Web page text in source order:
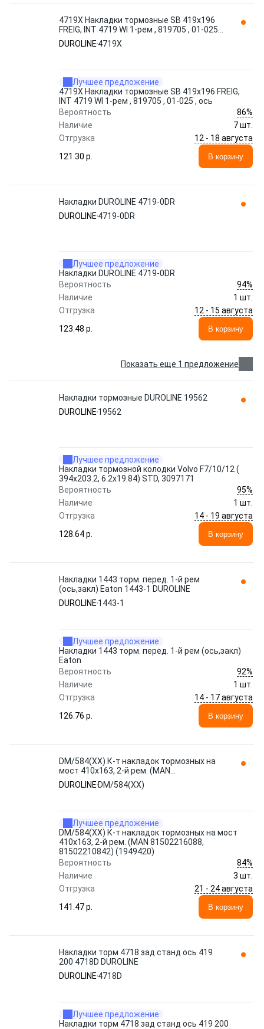
4719Х Накладки тормозные SB 419x196
FREIG, INT 4719 WI 1-рем , 819705 , 01-025 ,
ось DUROLINE
DUROLINE 4719Х
Лучшее предложение
4719Х Накладки тормозные SB 419x196 FREIG,
INT 4719 WI 1-рем , 819705 , 01-025 , ось
Вероятность
86%
Наличие
7 шт.
Отгрузка
12 - 18 августа
121.30 p.
В корзину
Накладки DUROLINE 4719-0DR
DUROLINE 4719-0DR
Лучшее предложение
Накладки DUROLINE 4719-0DR
Вероятность
94%
Наличие
1 шт.
Отгрузка
12 - 15 августа
123.48 p.
В корзину
Показать еще 1 предложение
Накладки тормозные DUROLINE 19562
DUROLINE 19562
Лучшее предложение
Накладки тормозной колодки Volvo F7/10/12 (
394x203.2, 6.2x19.84) STD, 3097171
Вероятность
95%
Наличие
1 шт.
Отгрузка
14 - 19 августа
128.64 p.
В корзину
Накладки 1443 торм. перед. 1-й рем
(ось,закл) Eaton 1443-1 DUROLINE
DUROLINE 1443-1
Лучшее предложение
Накладки 1443 торм. перед. 1-й рем (ось,закл)
Eaton
Вероятность
92%
Наличие
1 шт.
Отгрузка
14 - 17 августа
126.76 p.
В корзину
DM/584(XX) К-т накладок тормозных на
мост 410x163, 2-й рем. (MAN
81502216088, 81502210842) (1949420)
DUROLINE
DUROLINE DM/584(XX)
Лучшее предложение
DM/584(XX) К-т накладок тормозных на мост
410x163, 2-й рем. (MAN 81502216088,
81502210842) (1949420)
Вероятность
84%
Наличие
3 шт.
Отгрузка
21 - 24 августа
141.47 p.
В корзину
Накладки торм 4718 зад станд ось 419
200 4718D DUROLINE
DUROLINE 4718D
Лучшее предложение
Накладки торм 4718 зад станд ось 419 200